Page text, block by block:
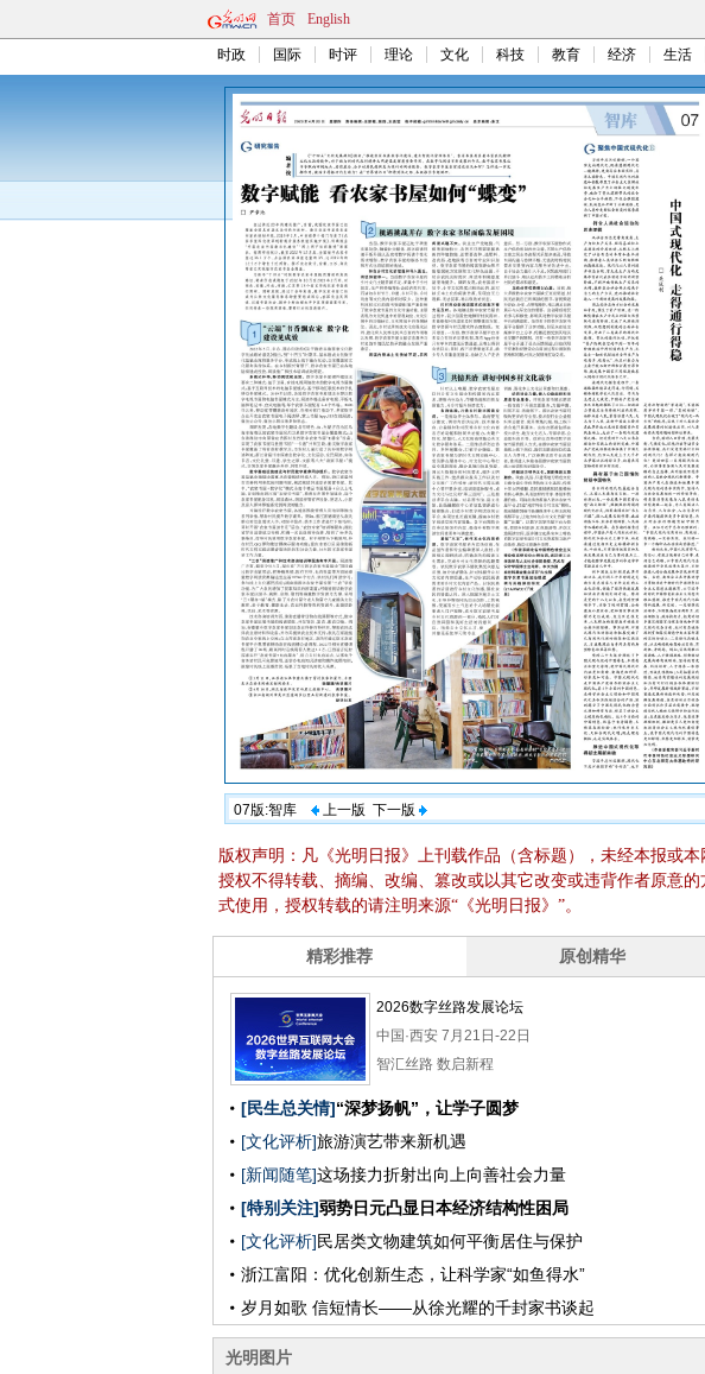
首页 English
时政 国际 时评 理论 文化 科技 教育 经济 生活
07版:智库 上一版 下一版
版权声明：凡《光明日报》上刊载作品（含标题），未经本报或本
授权不得转载、摘编、改编、篡改或以其它改变或违背作者原意的
式使用，授权转载的请注明来源“《光明日报》”。